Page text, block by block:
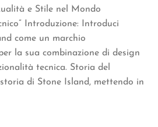
e Stile nel Mondo
Introduzione: Introduci
come un marchio
la sua combinazione di design
tecnica. Storia del
di Stone Island, mettendo in